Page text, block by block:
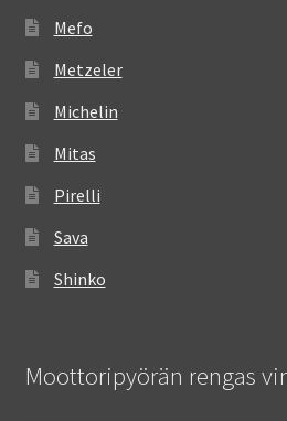
Mefo
Metzeler
Michelin
Mitas
Pirelli
Sava
Shinko
Moottoripyörän rengas